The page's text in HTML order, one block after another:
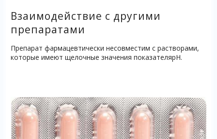
Взаимодействие с другими
препаратами
Препарат фармацевтически несовместим с растворами,
которые имеют щелочные значения показателяpH.